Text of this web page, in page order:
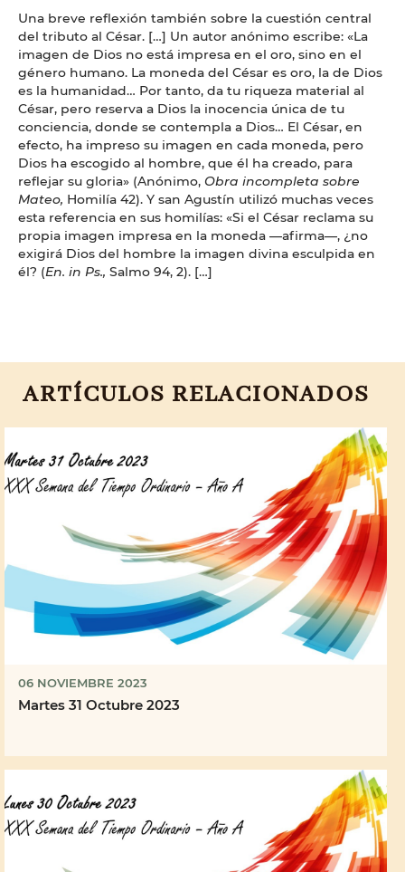
Una breve reflexión también sobre la cuestión central
del tributo al César. […] Un autor anónimo escribe: «La
imagen de Dios no está impresa en el oro, sino en el
género humano. La moneda del César es oro, la de Dios
es la humanidad… Por tanto, da tu riqueza material al
César, pero reserva a Dios la inocencia única de tu
conciencia, donde se contempla a Dios… El César, en
efecto, ha impreso su imagen en cada moneda, pero
Dios ha escogido al hombre, que él ha creado, para
reflejar su gloria» (Anónimo, Obra incompleta sobre
Mateo, Homilía 42). Y san Agustín utilizó muchas veces
esta referencia en sus homilías: «Si el César reclama su
propia imagen impresa en la moneda —afirma—, ¿no
exigirá Dios del hombre la imagen divina esculpida en
él? (En. in Ps., Salmo 94, 2). […]
ARTÍCULOS RELACIONADOS
06 NOVIEMBRE 2023
Martes 31 Octubre 2023